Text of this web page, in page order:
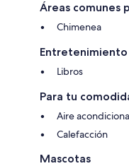
Áreas comunes
Chimenea
Entretenimiento
Libros
Para tu
Aire
Calefacción
Mascotas